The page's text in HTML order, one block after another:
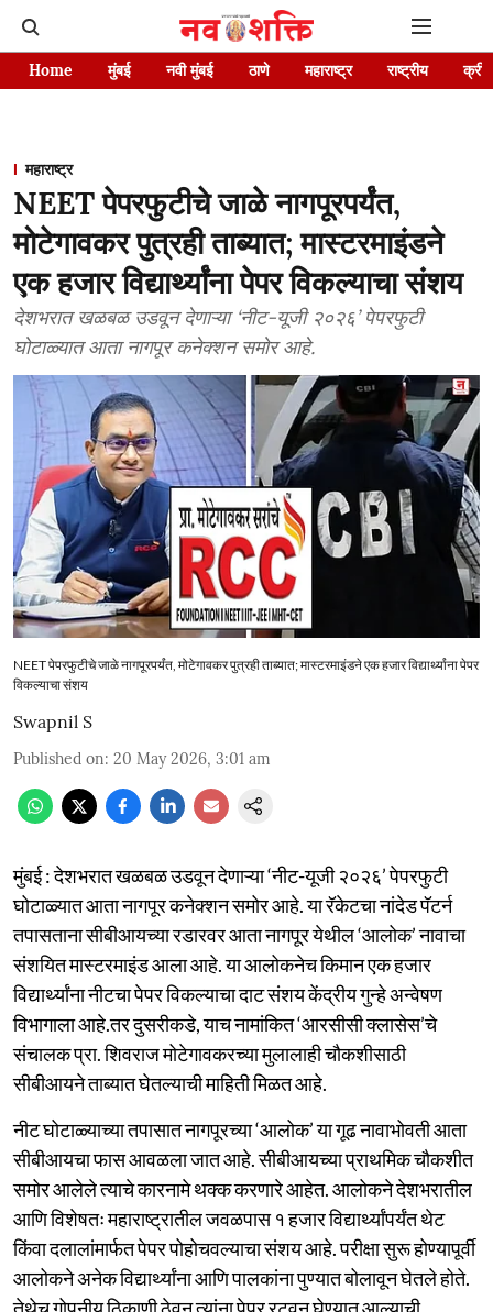
Home मुंबई नवी मुंबई ठाणे महाराष्ट्र राष्ट्रीय
महाराष्ट्र
NEET पेपरफुटीचे जाळे नागपूरपर्यंत,
मोटेगावकर पुत्रही ताब्यात; मास्टरमाइंडने
एक हजार विद्यार्थ्यांना पेपर विकल्याचा संशय
देशभरात खळबळ उडवून देणाऱ्या ‘नीट-यूजी २०२६’ पेपरफुटी
घोटाळ्यात आता नागपूर कनेक्शन समोर आहे.
NEET पेपरफुटीचे जाळे नागपूरपर्यंत, मोटेगावकर पुत्रही ताब्यात; मास्टरमाइंडने एक हजार विद्यार्थ्यांना पेपर
विकल्याचा संशय
Swapnil S
Published on: 20 May 2026, 3:01 am
मुंबई : देशभरात खळबळ उडवून देणाऱ्या ‘नीट-यूजी २०२६’ पेपरफुटी
घोटाळ्यात आता नागपूर कनेक्शन समोर आहे. या रॅकेटचा नांदेड पॅटर्न
तपासताना सीबीआयच्या रडारवर आता नागपूर येथील ‘आलोक’ नावाचा
संशयित मास्टरमाइंड आला आहे. या आलोकनेच किमान एक हजार
विद्यार्थ्यांना नीटचा पेपर विकल्याचा दाट संशय केंद्रीय गुन्हे अन्वेषण
विभागाला आहे.तर दुसरीकडे, याच नामांकित ‘आरसीसी क्लासेस’चे
संचालक प्रा. शिवराज मोटेगावकरच्या मुलालाही चौकशीसाठी
सीबीआयने ताब्यात घेतल्याची माहिती मिळत आहे.
नीट घोटाळ्याच्या तपासात नागपूरच्या ‘आलोक’ या गूढ नावाभोवती आता
सीबीआयचा फास आवळला जात आहे. सीबीआयच्या प्राथमिक चौकशीत
समोर आलेले त्याचे कारनामे थक्क करणारे आहेत. आलोकने देशभरातील
आणि विशेषतः महाराष्ट्रातील जवळपास १ हजार विद्यार्थ्यांपर्यंत थेट
किंवा दलालांमार्फत पेपर पोहोचवल्याचा संशय आहे. परीक्षा सुरू होण्यापूर्वी
आलोकने अनेक विद्यार्थ्यांना आणि पालकांना पुण्यात बोलावून घेतले होते.
तेथेच गोपनीय ठिकाणी ठेवून त्यांना पेपर रटवून घेण्यात आल्याची